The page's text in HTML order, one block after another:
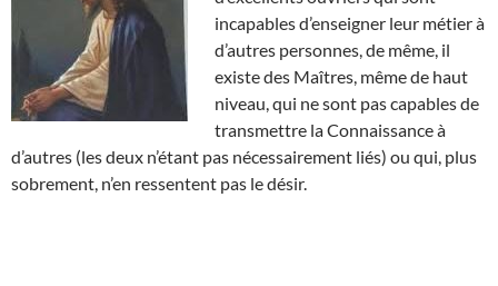
incapables d’enseigner leur métier à
d’autres personnes, de même, il
existe des Maîtres, même de haut
niveau, qui ne sont pas capables de
transmettre la Connaissance à
d’autres (les deux n’étant pas nécessairement liés) ou qui, plus
sobrement, n’en ressentent pas le désir.